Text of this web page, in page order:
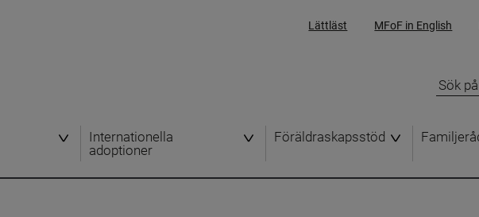
Lättläst MFoF in English
Internationella
adoptioner
Föräldraskapsstöd